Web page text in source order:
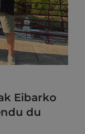
Eibarko
du